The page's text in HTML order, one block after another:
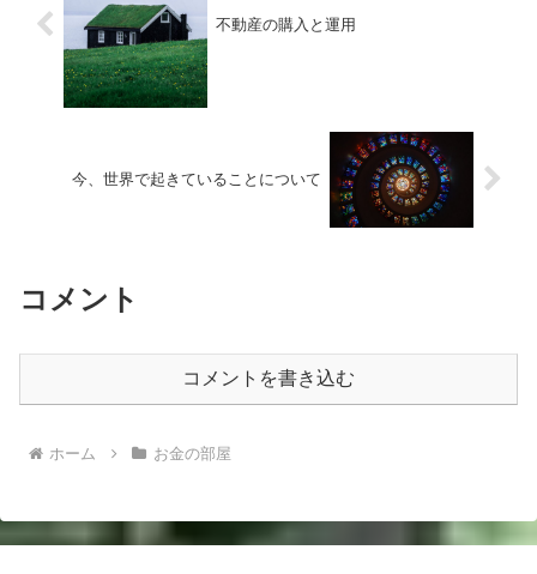
不動産の購入と運用
今、世界で起きていることについて
コメント
コメントを書き込む
ホーム お金の部屋